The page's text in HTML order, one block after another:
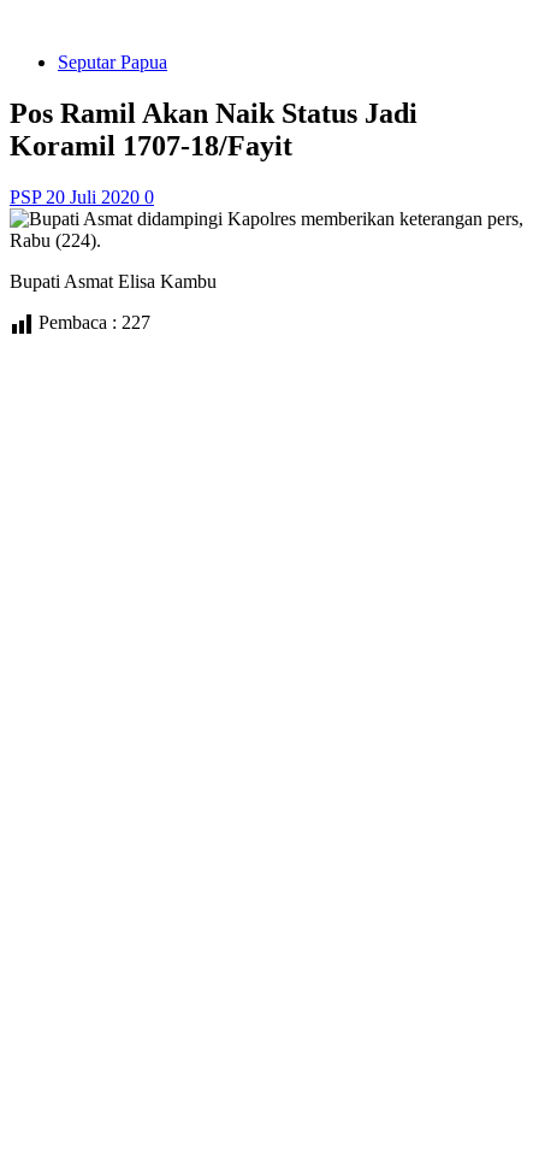
Seputar Papua
Pos Ramil Akan Naik Status Jadi
Koramil 1707-18/Fayit
PSP 20 Juli 2020 0
Bupati Asmat Elisa Kambu
Pembaca : 227